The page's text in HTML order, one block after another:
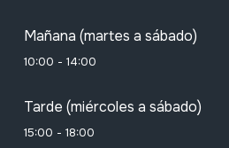
Mañana (martes a sábado)
10:00 - 14:00
Tarde (miércoles a sábado)
15:00 - 18:00